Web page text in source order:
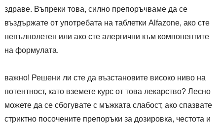
здраве. Въпреки това, силно препоръчваме да се
въздържате от употребата на таблетки Alfazone, ако сте
непълнолетен или ако сте алергични към компонентите
на формулата.
важно! Решени ли сте да възстановите високо ниво на
потентност, като вземете курс от това лекарство? Лесно
можете да се сбогувате с мъжката слабост, ако спазвате
стриктно посочените препоръки за дозировка, честота и